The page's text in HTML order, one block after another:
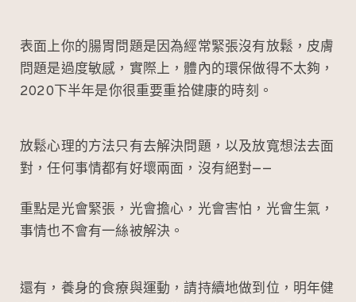
表面上你的腸胃問題是因為經常緊張沒有放鬆，皮膚
問題是過度敏感，實際上，體內的環保做得不太夠，
2020下半年是你很重要重拾健康的時刻。
放鬆心理的方法只有去解決問題，以及放寬想法去面
對，任何事情都有好壞兩面，沒有絕對——
重點是光會緊張，光會擔心，光會害怕，光會生氣，
事情也不會有一絲被解決。
還有，養身的食療與運動，請持續地做到位，明年健